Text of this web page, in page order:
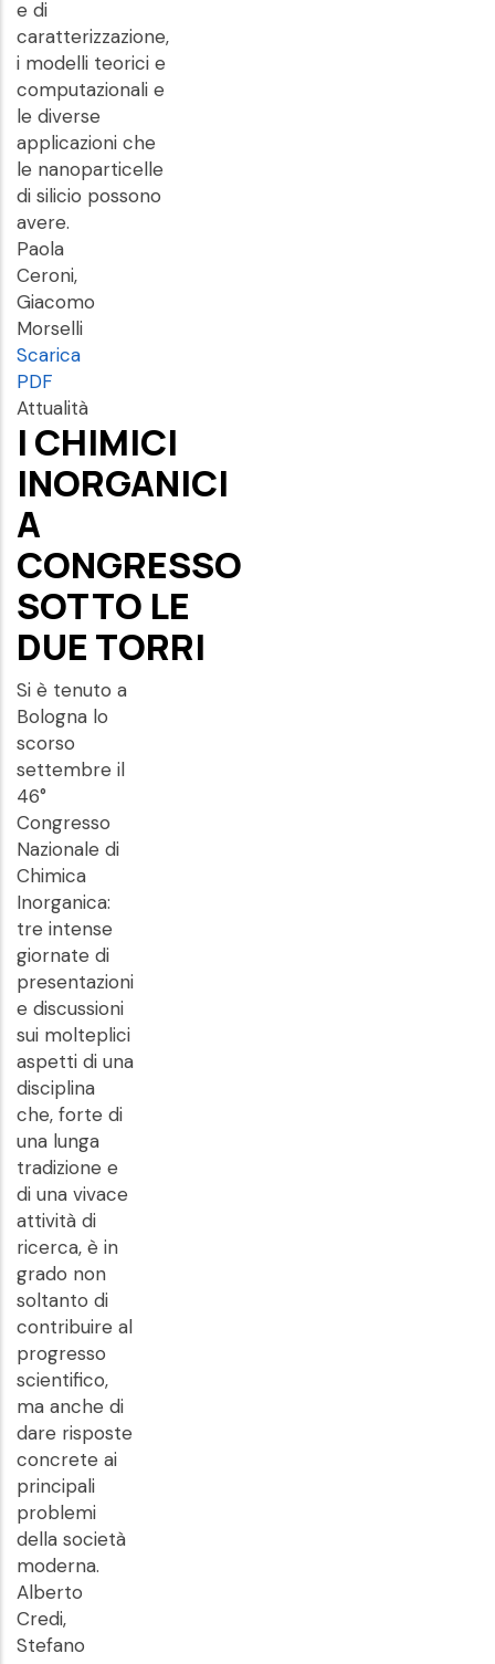
e di
caratterizzazione,
i modelli teorici e
computazionali e
le diverse
applicazioni che
le nanoparticelle
di silicio possono
avere.
Paola
Ceroni,
Giacomo
Morselli
Scarica
PDF
Attualità
I CHIMICI
INORGANICI
A
CONGRESSO
SOTTO LE
DUE TORRI
Si è tenuto a
Bologna lo
scorso
settembre il
46°
Congresso
Nazionale di
Chimica
Inorganica:
tre intense
giornate di
presentazioni
e discussioni
sui molteplici
aspetti di una
disciplina
che, forte di
una lunga
tradizione e
di una vivace
attività di
ricerca, è in
grado non
soltanto di
contribuire al
progresso
scientifico,
ma anche di
dare risposte
concrete ai
principali
problemi
della società
moderna.
Alberto
Credi,
Stefano